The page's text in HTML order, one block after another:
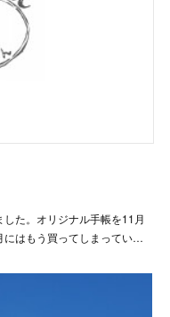
た。オリジナル手帳を11月
にはもう買ってしまってい…